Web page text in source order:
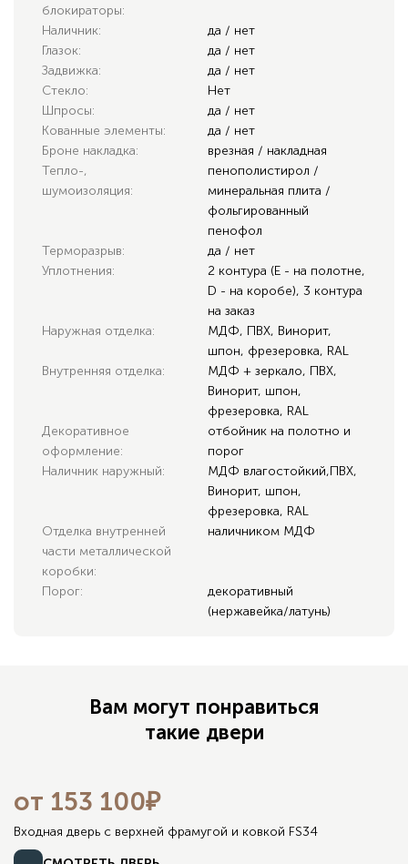
блокираторы:
Наличник:
да / нет
Глазок:
да / нет
Задвижка:
да / нет
Стекло:
Нет
Шпросы:
да / нет
Кованные элементы:
да / нет
Броне накладка:
врезная / накладная
Тепло-,
шумоизоляция:
пенополистирол /
минеральная плита /
фольгированный
пенофол
Терморазрыв:
да / нет
Уплотнения:
2 контура (E - на полотне,
D - на коробе), 3 контура
на заказ
Наружная отделка:
МДФ, ПВХ, Винорит,
шпон, фрезеровка, RAL
Внутренняя отделка:
МДФ + зеркало, ПВХ,
Винорит, шпон,
фрезеровка, RAL
Декоративное
оформление:
отбойник на полотно и
порог
Наличник наружный:
МДФ влагостойкий,ПВХ,
Винорит, шпон,
фрезеровка, RAL
Отделка внутренней
части металлической
коробки:
наличником МДФ
Порог:
декоративный
(нержавейка/латунь)
Вам могут понравиться
такие двери
от 153 100₽
Входная дверь с верхней фрамугой и ковкой FS34